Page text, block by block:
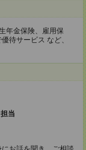
年金保険、雇用保
待サービス など、
当